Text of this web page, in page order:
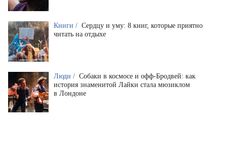
Книги / Сердцу и уму: 8 книг, которые приятно
читать на отдыхе
Люди / Собаки в космосе и офф-Бродвей: как
история знаменитой Лайки стала мюзиклом
в Лондоне